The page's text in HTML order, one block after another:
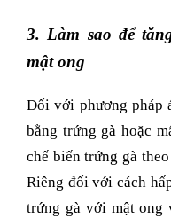
3. Làm sao để
mật ong
Đối với phương pháp
bằng trứng gà hoặc
chế biến trứng gà
Riêng đối với cách
trứng gà với mật ong